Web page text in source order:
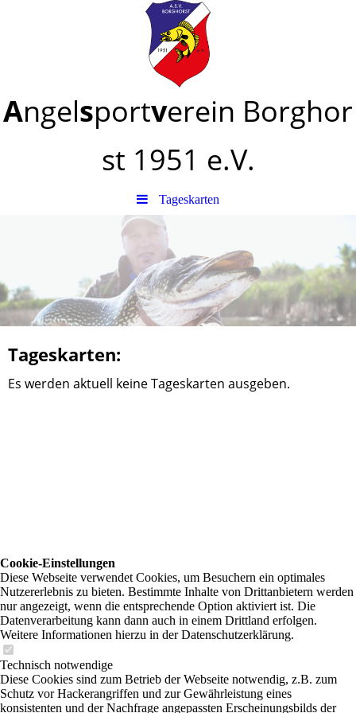
Angelsportverein Borghor
st 1951 e.V.
Tageskarten
Tageskarten:
Es werden aktuell keine Tageskarten ausgeben.
Cookie-Einstellungen
Diese Webseite verwendet Cookies, um Besuchern ein optimales
Nutzererlebnis zu bieten. Bestimmte Inhalte von Drittanbietern werden
nur angezeigt, wenn die entsprechende Option aktiviert ist. Die
Datenverarbeitung kann dann auch in einem Drittland erfolgen.
Weitere Informationen hierzu in der Datenschutzerklärung.
Technisch notwendige
Diese Cookies sind zum Betrieb der Webseite notwendig, z.B. zum
Schutz vor Hackerangriffen und zur Gewährleistung eines
konsistenten und der Nachfrage angepassten Erscheinungsbilds der